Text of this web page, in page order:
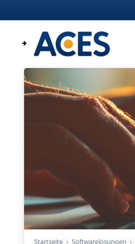
Startseite › Softwarelösungen ›